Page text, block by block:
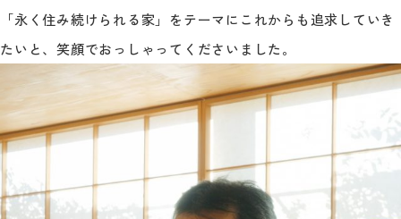
「永く住み続けられる家」をテーマにこれからも追求していき
たいと、笑顔でおっしゃってくださいました。